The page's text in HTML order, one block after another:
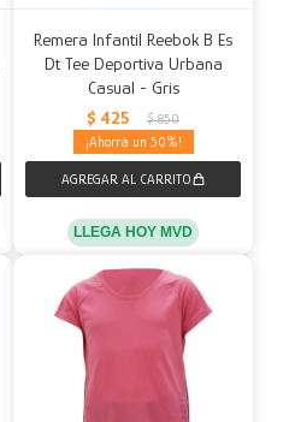
Remera Infantil Reebok B Es
Dt Tee Deportiva Urbana
Casual - Gris
$ 425 $ 850
50
LLEGA HOY MVD